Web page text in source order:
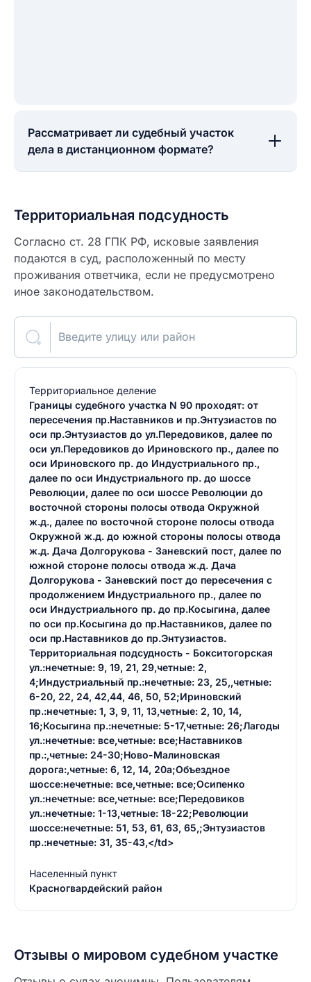
Рассматривает ли судебный участок
дела в дистанционном формате?
Территориальная подсудность
Согласно ст. 28 ГПК РФ, исковые заявления
подаются в суд, расположенный по месту
проживания ответчика, если не предусмотрено
иное законодательством.
Введите улицу или район
Территориальное деление
Границы судебного участка N 90 проходят: от
пересечения пр.Наставников и пр.Энтузиастов по
оси пр.Энтузиастов до ул.Передовиков, далее по
оси ул.Передовиков до Ириновского пр., далее по
оси Ириновского пр. до Индустриального пр.,
далее по оси Индустриального пр. до шоссе
Революции, далее по оси шоссе Революции до
восточной стороны полосы отвода Окружной
ж.д., далее по восточной стороне полосы отвода
Окружной ж.д. до южной стороны полосы отвода
ж.д. Дача Долгорукова - Заневский пост, далее по
южной стороне полосы отвода ж.д. Дача
Долгорукова - Заневский пост до пересечения с
продолжением Индустриального пр., далее по
оси Индустриального пр. до пр.Косыгина, далее
по оси пр.Косыгина до пр.Наставников, далее по
оси пр.Наставников до пр.Энтузиастов.
Территориальная подсудность - Бокситогорская
ул.:нечетные: 9, 19, 21, 29,четные: 2,
4;Индустриальный пр.:нечетные: 23, 25,,четные:
6-20, 22, 24, 42,44, 46, 50, 52;Ириновский
пр.:нечетные: 1, 3, 9, 11, 13,четные: 2, 10, 14,
16;Косыгина пр.:нечетные: 5-17,четные: 26;Лагоды
ул.:нечетные: все,четные: все;Наставников
пр.:,четные: 24-30;Ново-Малиновская
дорога:,четные: 6, 12, 14, 20а;Объездное
шоссе:нечетные: все,четные: все;Осипенко
ул.:нечетные: все,четные: все;Передовиков
ул.:нечетные: 1-13,четные: 18-22;Революции
шоссе:нечетные: 51, 53, 61, 63, 65,;Энтузиастов
пр.:нечетные: 31, 35-43,</td>
Населенный пункт
Красногвардейский район
Отзывы о мировом судебном участке